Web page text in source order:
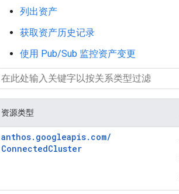
列出资产
获取资产历史记录
使用 Pub/Sub 监控资产变更
资源类型
anthos. googleapis. com/
ConnectedCluster